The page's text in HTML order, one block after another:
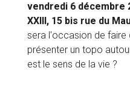
vendredi 6 décembre
XXIII, 15 bis rue du
sera l'occasion de faire
présenter un topo
est le sens de la vie ?